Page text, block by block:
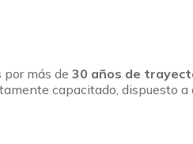
por más de 30 años de
capacitado, dispuesto a